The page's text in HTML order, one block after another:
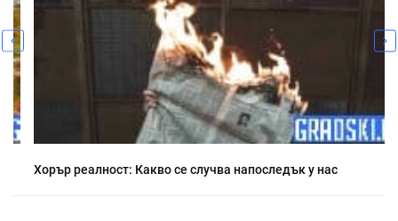
Хорър реалност: Какво се случва напоследък у нас